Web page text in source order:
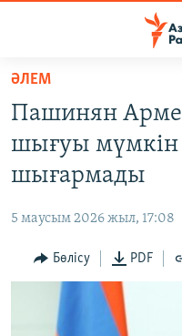
Skip
main
content
to
main
Navigation
to
AZATTYQTV
АДАМ ҚҰҚЫҚТАРЫ
ӘЛЕУМЕТ
АРНАЙЫ ЖОБАЛАР
ӘЛЕМ
Пашинян
шығуы мүмкін
шығармады
5 маусым 2026 жыл, 17:08
Бөлісу PDF